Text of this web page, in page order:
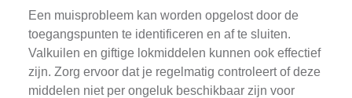
Een muisprobleem kan worden opgelost door de
toegangspunten te identificeren en af te sluiten.
Valkuilen en giftige lokmiddelen kunnen ook effectief
zijn. Zorg ervoor dat je regelmatig controleert of deze
middelen niet per ongeluk beschikbaar zijn voor